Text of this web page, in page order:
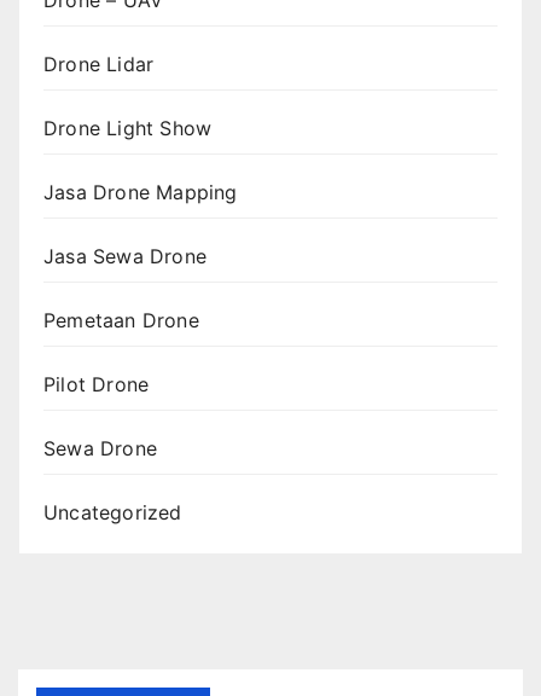
Drone Lidar
Drone Light Show
Jasa Drone Mapping
Jasa Sewa Drone
Pemetaan Drone
Pilot Drone
Sewa Drone
Uncategorized